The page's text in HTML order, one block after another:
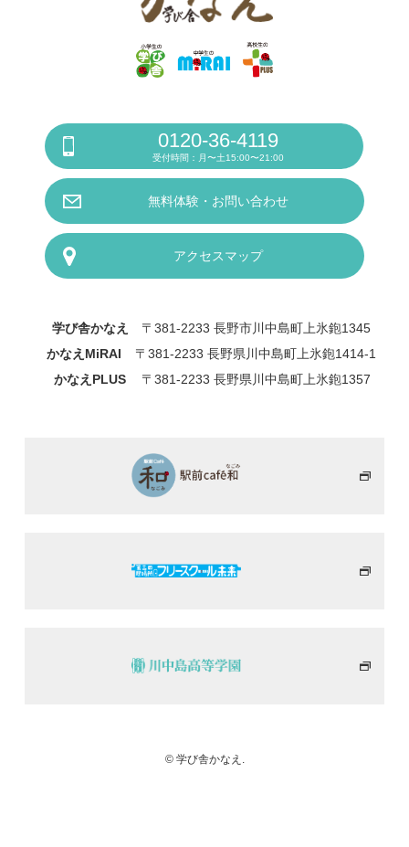
0120-36-4119
受付時間：月〜土15:00〜21:00
無料体験・お問い合わせ
アクセスマップ
学び舎かなえ
〒381-2233 長野市川中島町上氷鉋1345
かなえMiRAI
〒381-2233 長野県川中島町上氷鉋1414-1
かなえPLUS
〒381-2233 長野県川中島町上氷鉋1357
© 学び舎かなえ.